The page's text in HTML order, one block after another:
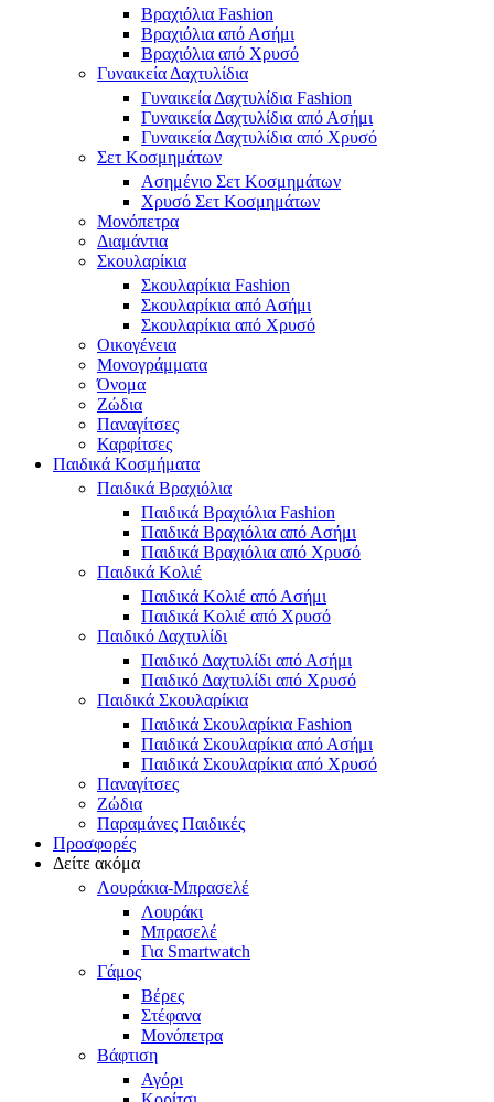
Βραχιόλια Fashion
Βραχιόλια από Ασήμι
Βραχιόλια από Χρυσό
Γυναικεία Δαχτυλίδια
Γυναικεία Δαχτυλίδια Fashion
Γυναικεία Δαχτυλίδια από Ασήμι
Γυναικεία Δαχτυλίδια από Χρυσό
Σετ Κοσμημάτων
Ασημένιο Σετ Κοσμημάτων
Χρυσό Σετ Κοσμημάτων
Μονόπετρα
Διαμάντια
Σκουλαρίκια
Σκουλαρίκια Fashion
Σκουλαρίκια από Ασήμι
Σκουλαρίκια από Χρυσό
Οικογένεια
Μονογράμματα
Όνομα
Ζώδια
Παναγίτσες
Καρφίτσες
Παιδικά Κοσμήματα
Παιδικά Βραχιόλια
Παιδικά Βραχιόλια Fashion
Παιδικά Βραχιόλια από Ασήμι
Παιδικά Βραχιόλια από Χρυσό
Παιδικά Κολιέ
Παιδικά Κολιέ από Ασήμι
Παιδικά Κολιέ από Χρυσό
Παιδικό Δαχτυλίδι
Παιδικό Δαχτυλίδι από Ασήμι
Παιδικό Δαχτυλίδι από Χρυσό
Παιδικά Σκουλαρίκια
Παιδικά Σκουλαρίκια Fashion
Παιδικά Σκουλαρίκια από Ασήμι
Παιδικά Σκουλαρίκια από Χρυσό
Παναγίτσες
Ζώδια
Παραμάνες Παιδικές
Προσφορές
Δείτε ακόμα
Λουράκια-Μπρασελέ
Λουράκι
Μπρασελέ
Για Smartwatch
Γάμος
Βέρες
Στέφανα
Μονόπετρα
Βάφτιση
Αγόρι